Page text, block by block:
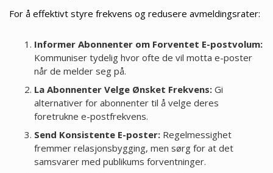
For å effektivt styre frekvens og redusere avmeldingsrater:
Informer Abonnenter om Forventet E-postvolum:
Kommuniser tydelig hvor ofte de vil motta e-poster
når de melder seg på.
La Abonnenter Velge Ønsket Frekvens:Gi
alternativer for abonnenter til å velge deres
foretrukne e-postfrekvens.
Send Konsistente E-poster:Regelmessighet
fremmer relasjonsbygging, men sørg for at det
samsvarer med publikums forventninger.